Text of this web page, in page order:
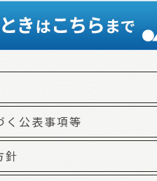
く公表事項等
針